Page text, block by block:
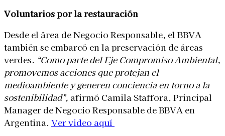
Voluntarios por la restauración
Desde el área de Negocio Responsable, el BBVA
también se embarcó en la preservación de áreas
verdes. “Como parte del Eje Compromiso Ambiental,
promovemos acciones que protejan el
medioambiente y generen conciencia en torno a la
sostenibilidad”, afirmó Camila Staffora, Principal
Manager de Negocio Responsable de BBVA en
Argentina. Ver video aquí